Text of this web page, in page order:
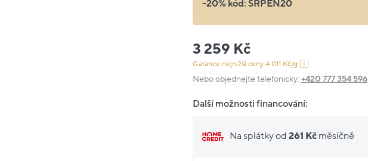
-20% kód:SRPEN20
3 259 Kč
Garance nejnižší ceny:4 011 Kč/g
Nebo objednejte telefonicky:+420 777 354 596
Další možnosti financování:
Na splátky od261 Kč měsíčně